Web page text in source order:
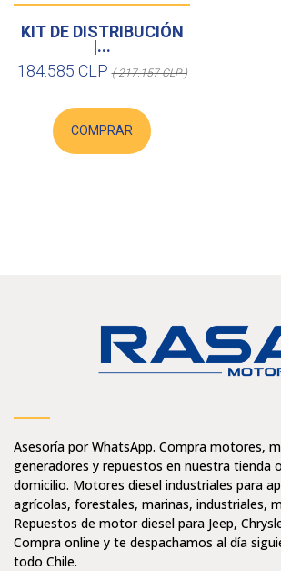
KIT DE DISTRIBUCIÓN
|...
184.585 CLP( 217.157 CLP )
COMPRAR
Asesoría por WhatsApp. Compra motores,
generadores y repuestos en nuestra tienda
domicilio. Motores diesel industriales para
agrícolas, forestales, marinas, industriales,
Repuestos de motor diesel para Jeep,
Compra online y te despachamos al día
todo Chile.